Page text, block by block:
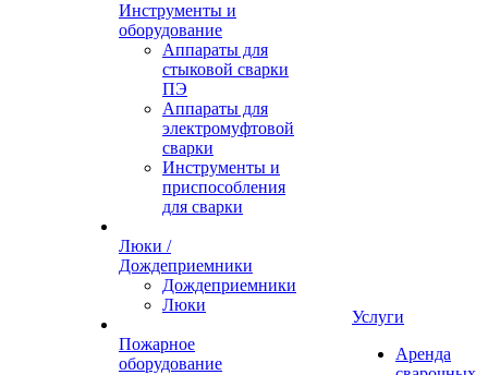
Инструменты и
оборудование
Аппараты для
стыковой сварки
ПЭ
Аппараты для
электромуфтовой
сварки
Инструменты и
приспособления
для сварки
Люки /
Дождеприемники
Дождеприемники
Люки
Пожарное
оборудование
Услуги
Аренда